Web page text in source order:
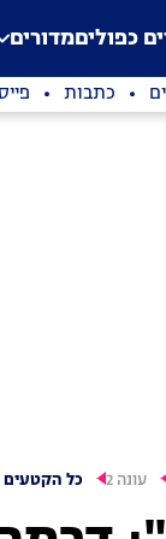
error: a
כפוליםמדורים
כתבות
עונה 2 כל הקטעים